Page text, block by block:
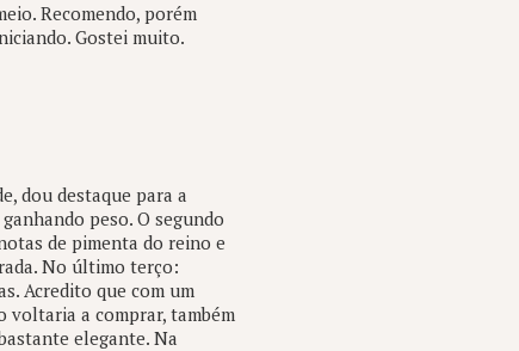
Recomendo, porém
Gostei muito.
dou destaque para a
peso. O segundo
de pimenta do reino e
No último terço:
Acredito que com um
voltaria a comprar, também
elegante. Na